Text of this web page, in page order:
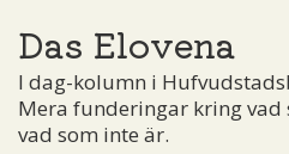
Das Elovena
I dag-kolumn i
Mera funderingar kring vad
vad som inte är.